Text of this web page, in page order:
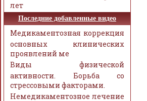
лет
Последние добавленные видео
Медикаментозная коррекция
основных клинических
проявлений ме
Виды физической
активности. Борьба со
стрессовыми факторами.
Немедикаментозное лечение